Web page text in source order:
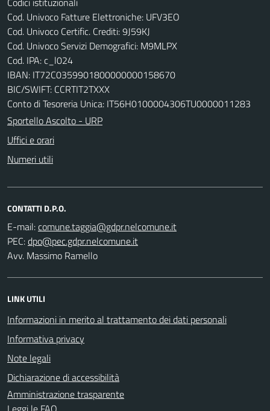
Cod. Univoco Fatture Elettroniche: UFV3EO
Cod. Univoco Certific. Crediti: 9J59KJ
Cod. Univoco Servizi Demografici: M9MLPX
Cod. IPA: c_l024
IBAN: IT72C0359901800000000158670
BIC/SWIFT: CCRTIT2TXXX
Conto di Tesoreria Unica: IT56H0100004306TU0000011283
Sportello Ascolto - URP
Uffici e orari
Numeri utili
CONTATTI D.P.O.
E-mail:
PEC:
Avv. Massimo Ramello
LINK UTILI
Informazioni in merito al trattamento dei dati personali
Informativa privacy
Note legali
Dichiarazione di accessibilità
Amministrazione trasparente